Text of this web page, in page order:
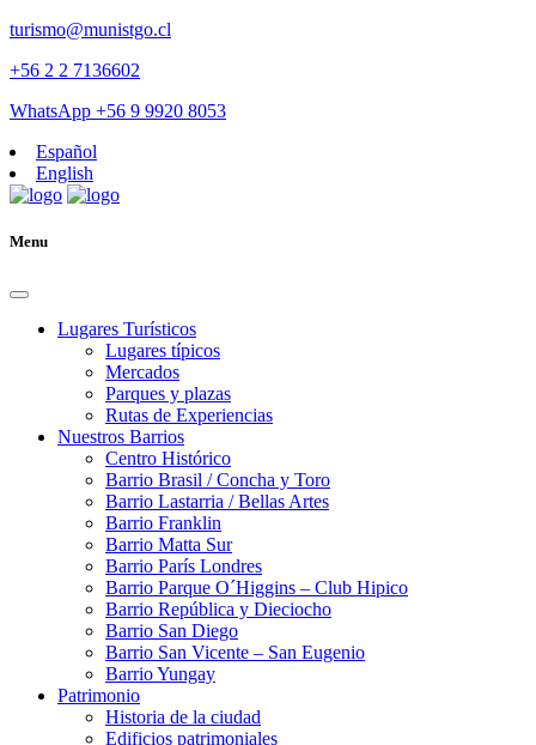
turismo@munistgo.cl
+56 2 2 7136602
WhatsApp +56 9 9920 8053
Español
English
Menu
Lugares Turísticos
Lugares tí­picos
Mercados
Parques y plazas
Rutas de Experiencias
Nuestros Barrios
Centro Histórico
Barrio Brasil / Concha y Toro
Barrio Lastarria / Bellas Artes
Barrio Franklin
Barrio Matta Sur
Barrio Parí­s Londres
Barrio Parque O´Higgins – Club Hipico
Barrio República y Dieciocho
Barrio San Diego
Barrio San Vicente – San Eugenio
Barrio Yungay
Patrimonio
Historia de la ciudad
Edificios patrimoniales